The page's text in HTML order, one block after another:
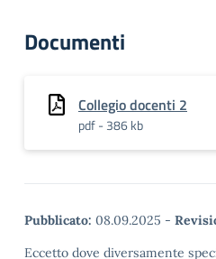
Documenti
Collegio docenti 2
pdf - 386 kb
Pubblicato: 08.09.2025 -
Eccetto dove diversamente